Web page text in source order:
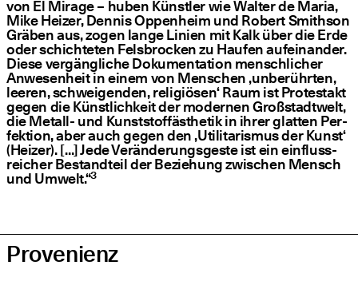
von El Mira­ge – hub­en Künst­ler wie Wal­ter de Maria,
Mike Hei­zer, Den­nis Oppen­heim und Robert Smit­h­son
Grä­ben aus, zogen lan­ge Lini­en mit Kalk über die Erde
oder schich­te­ten Fels­bro­cken zu Hau­fen auf­ein­an­der.
Die­se ver­gäng­li­che Doku­men­ta­ti­on mensch­li­cher
Anwe­sen­heit in einem von Men­schen‚unbe­rühr­ten,
lee­ren, schwei­gen­den, reli­giö­sen‘ Raum ist Pro­test­akt
gegen die Künst­lich­keit der moder­nen Groß­stadt­welt,
die Metall- und Kunst­stof­f­äs­the­tik in ihrer glat­ten Per­
fek­ti­on, aber auch gegen den‚Uti­li­ta­ris­mus der Kunst‘
(Hei­zer). […] Jede Ver­än­de­rungs­ges­te ist ein ein­fluss­
rei­cher Bestand­teil der Bezie­hung zwi­schen Mensch
und Umwelt.“3
Pro­ve­ni­enz